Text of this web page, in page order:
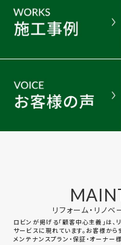
リフォーム・リノ
ロビンが掲げる「顧客中心主義」は、
サービスに現れています。お客様から
メンテナンスプラン・保証・オーナー